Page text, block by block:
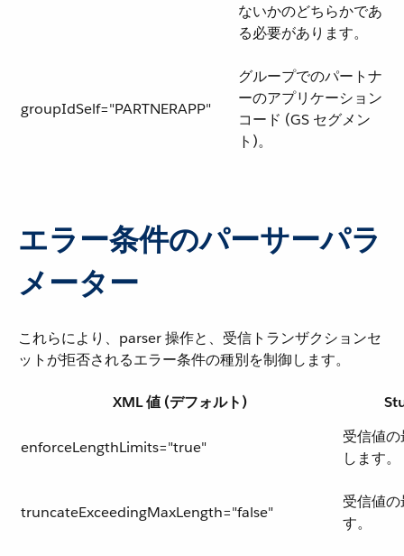
ないかのどちらかであ
る必要があります。
groupIdSelf="PARTNERAPP"
グループでのパートナ
ーのアプリケーション
コード (GS セグメン
ト)。
エラー条件のパーサーパラ
メーター
これらにより、parser 操作と、受信トランザクションセ
ットが拒否されるエラー条件の種別を制御します。
XML 値 (デフォルト)
enforceLengthLimits="true"
受信値
します。
truncateExceedingMaxLength="false"
受信値
す。